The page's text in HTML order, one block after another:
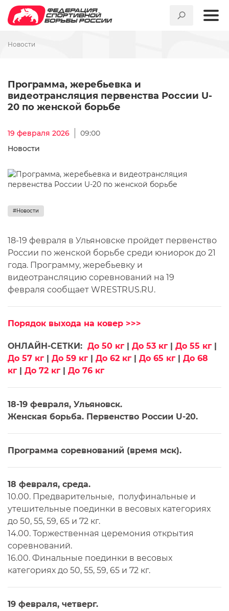
Новости
Программа, жеребьевка и
видеотрансляция первенства России U-
20 по женской борьбе
19 февраля 2026
09:00
Новости
#Новости
18-19 февраля в Ульяновске пройдет первенство
России по женской борьбе среди юниорок до 21
года. Программу, жеребьевку и
видеотрансляцию соревнований на 19
февраля сообщает WRESTRUS.RU.
Порядок выхода на ковер >>>
ОНЛАЙН-СЕТКИ: До 50 кг | До 53 кг | До 55 кг |
До 57 кг | До 59 кг | До 62 кг | До 65 кг | До 68
кг | До 72 кг | До 76 кг
18-19 февраля, Ульяновск.
Женская борьба. Первенство России U-20.
Программа соревнований (время мск).
18 февраля, среда.
10.00. Предварительные, полуфинальные и
утешительные поединки в весовых категориях
до 50, 55, 59, 65 и 72 кг.
14.00. Торжественная церемония открытия
соревнований.
16.00. Финальные поединки в весовых
категориях до 50, 55, 59, 65 и 72 кг.
19 февраля, четверг.